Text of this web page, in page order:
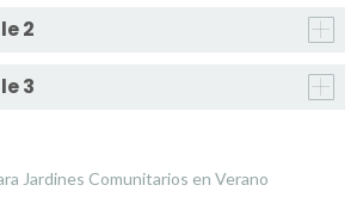
2
3
Jardines Comunitarios en Verano